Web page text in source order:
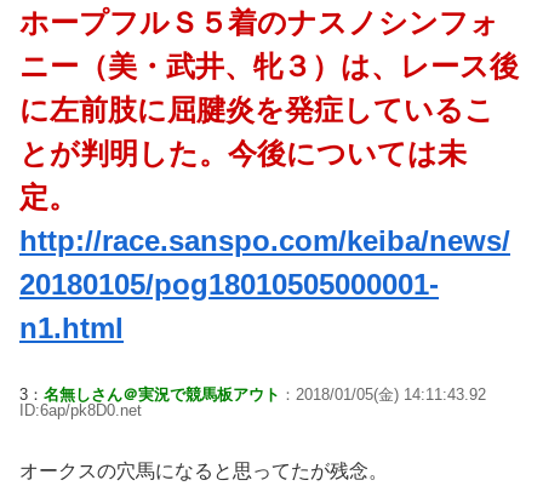
ホープフルＳ５着のナスノシンフォ
ニー（美・武井、牝３）は、レース後
に左前肢に屈腱炎を発症しているこ
とが判明した。今後については未
定。
http://race.sanspo.com/keiba/news/
20180105/pog18010505000001-
n1.html
3： 名無しさん＠実況で競馬板アウト ：2018/01/05(金) 14:11:43.92
ID:6ap/pk8D0.net
オークスの穴馬になると思ってたが残念。